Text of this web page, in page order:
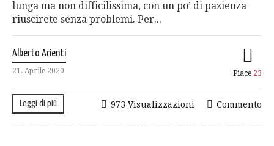
lunga ma non difficilissima, con un po’ di pazienza
riuscirete senza problemi. Per...
Alberto Arienti
21. Aprile 2020 Piace 23
Leggi di più Commento
973 Visualizzazioni